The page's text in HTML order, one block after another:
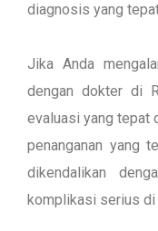
diagnosis yang
Jika Anda
dengan dokter di
evaluasi yang tepat
penanganan yang
dikendalikan
komplikasi serius di